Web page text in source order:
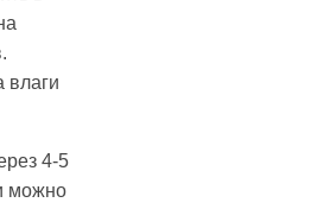
влаги
4-5
можно